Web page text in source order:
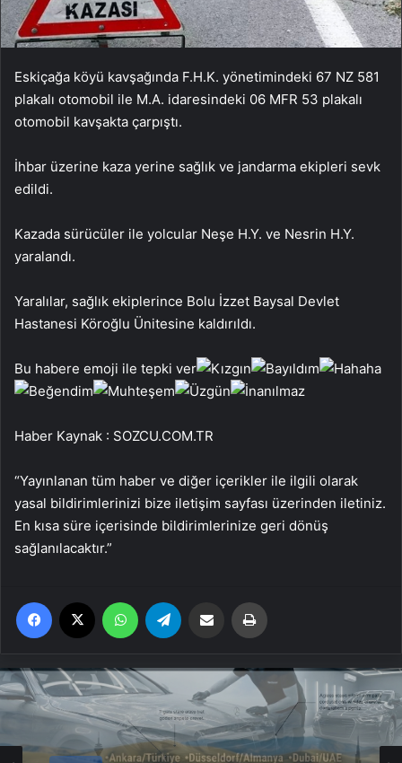
Eskiçağa köyü kavşağında F.H.K. yönetimindeki 67 NZ 581
plakalı otomobil ile M.A. idaresindeki 06 MFR 53 plakalı
otomobil kavşakta çarpıştı.
İhbar üzerine kaza yerine sağlık ve jandarma ekipleri sevk
edildi.
Kazada sürücüler ile yolcular Neşe H.Y. ve Nesrin H.Y.
yaralandı.
Yaralılar, sağlık ekiplerince Bolu İzzet Baysal Devlet
Hastanesi Köroğlu Ünitesine kaldırıldı.
Bu habere emoji ile tepki ver
Haber Kaynak : SOZCU.COM.TR
“Yayınlanan tüm haber ve diğer içerikler ile ilgili olarak
yasal bildirimlerinizi bize iletişim sayfası üzerinden iletiniz.
En kısa süre içerisinde bildirimlerinize geri dönüş
sağlanılacaktır.”
Facebook WhatsApp Email'den paylaş